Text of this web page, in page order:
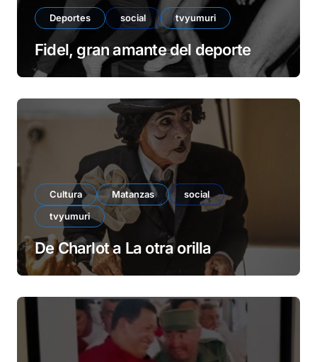
Deportes social tvyumuri
Fidel, gran amante del deporte
Cultura Matanzas
social
tvyumuri
De Charlot a La otra orilla